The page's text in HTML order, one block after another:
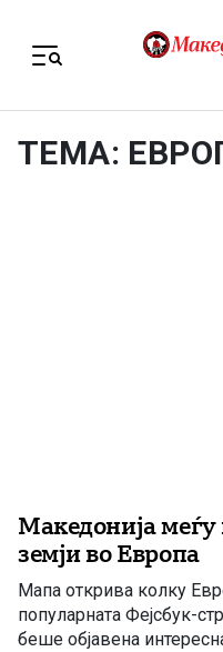
ТЕМА:
Македонија меѓу
земји во Европа
Мапа открива колку
популарната Фејсбук-
беше објавена